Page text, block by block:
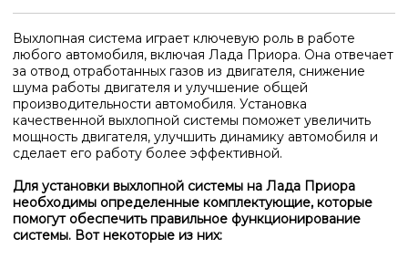
Выхлопная система играет ключевую роль в работе
любого автомобиля, включая Лада Приора. Она отвечает
за отвод отработанных газов из двигателя, снижение
шума работы двигателя и улучшение общей
производительности автомобиля. Установка
качественной выхлопной системы поможет увеличить
мощность двигателя, улучшить динамику автомобиля и
сделает его работу более эффективной.
Для установки выхлопной системы на Лада Приора
необходимы определенные комплектующие, которые
помогут обеспечить правильное функционирование
системы. Вот некоторые из них: